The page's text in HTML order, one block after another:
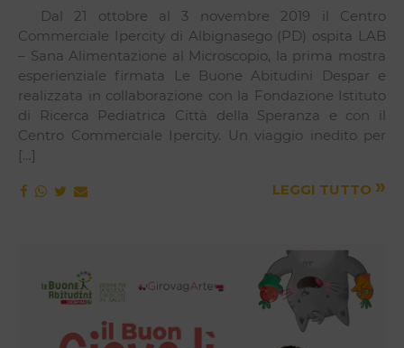
Dal 21 ottobre al 3 novembre 2019 il Centro
Commerciale Ipercity di Albignasego (PD) ospita LAB
– Sana Alimentazione al Microscopio, la prima mostra
esperienziale firmata Le Buone Abitudini Despar e
realizzata in collaborazione con la Fondazione Istituto
di Ricerca Pediatrica Città della Speranza e con il
Centro Commerciale Ipercity. Un viaggio inedito per
[…]
LEGGI TUTTO »